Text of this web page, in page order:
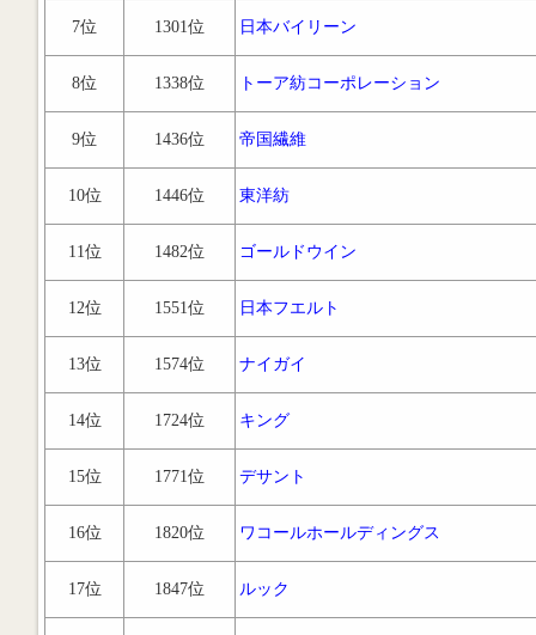
7位 1301位 日本バイリーン
8位 1338位 トーア紡コーポレーション
9位 1436位 帝国繊維
10位 1446位 東洋紡
11位 1482位 ゴールドウイン
12位 1551位 日本フエルト
13位 1574位 ナイガイ
14位 1724位 キング
15位 1771位 デサント
16位 1820位 ワコールホールディングス
17位 1847位 ルック